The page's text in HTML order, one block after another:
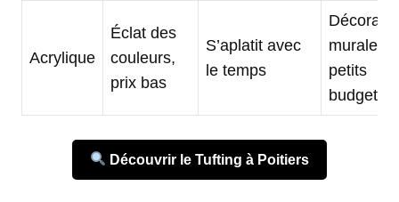
Acrylique
Éclat des
couleurs,
prix bas
S’aplatit avec
le temps
murale,
petits
budgets
Découvrir le Tufting à Poitiers